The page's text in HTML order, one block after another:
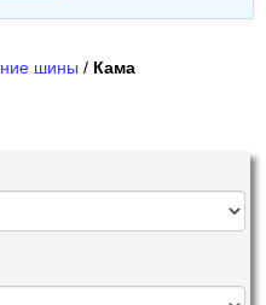
шины / Кама